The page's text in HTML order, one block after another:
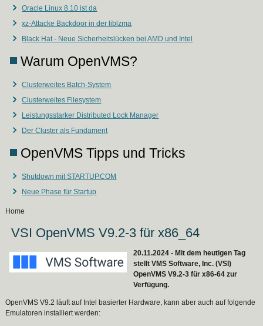
Oracle Linux 8.10 ist da
xz-Attacke Backdoor in der liblzma
Black Hat - Neue Sicherheitslücken bei AMD und Intel
Warum OpenVMS?
Clusterweites Batch-System
Clusterweites Filesystem
Leistungsstarker Distributed Lock Manager
Der Cluster als Fundament
OpenVMS Tipps und Tricks
Shutdown mit STARTUP.COM
Neue Phase für Startup
Home
VSI OpenVMS V9.2-3 für x86_64
20.11.2024 - Mit dem heutigen Tag
stellt VMS Software, Inc. (VSI)
OpenVMS V9.2-3 für x86-64 zur
Verfügung.
OpenVMS V9.2 läuft auf Intel basierter Hardware, kann aber auch auf folgende
Emulatoren installiert werden: